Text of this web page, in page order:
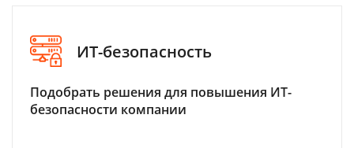
ИТ-безопасность
Подобрать решения для повышения ИТ-
безопасности компании